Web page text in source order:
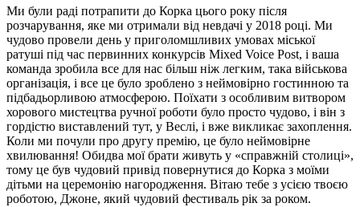
Ми були раді потрапити до Корка цього року після
розчарування, яке ми отримали від невдачі у 2018 році. Ми
чудово провели день у приголомшливих умовах міської
ратуші під час первинних конкурсів Mixed Voice Post, і ваша
команда зробила все для нас більш ніж легким, така військова
організація, і все це було зроблено з неймовірно гостинною та
підбадьорливою атмосферою. Поїхати з особливим витвором
хорового мистецтва ручної роботи було просто чудово, і він з
гордістю виставлений тут, у Веслі, і вже викликає захоплення.
Коли ми почули про другу премію, це було неймовірне
хвилювання! Обидва мої брати живуть у «справжній столиці»,
тому це був чудовий привід повернутися до Корка з моїми
дітьми на церемонію нагородження. Вітаю тебе з усією твоєю
роботою, Джоне, який чудовий фестиваль рік за роком.